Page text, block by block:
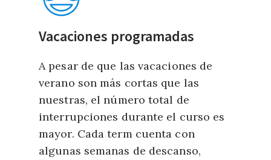
Vacaciones programadas
A pesar de que las vacaciones de
verano son más cortas que las
nuestras, el número total de
interrupciones durante el curso es
mayor. Cada term cuenta con
algunas semanas de descanso,